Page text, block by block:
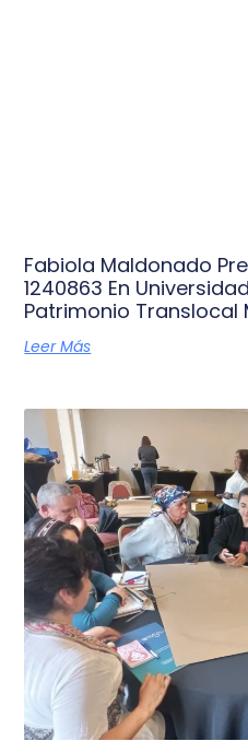
Fabiola Maldonado
1240863 En
Patrimonio Translocal
Leer Más